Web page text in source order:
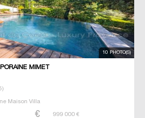
10 PHOTO(S)
MIMET
)
Maison Villa
999 000 €